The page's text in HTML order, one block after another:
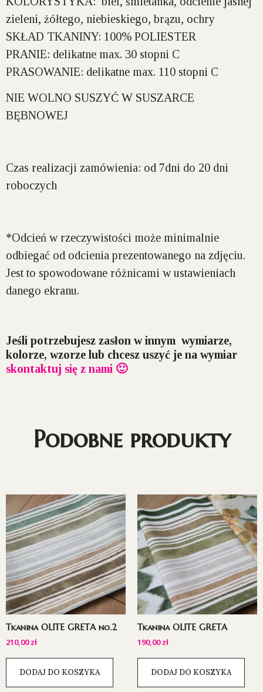
zieleni, żółtego, niebieskiego, brązu, ochry
SKŁAD TKANINY: 100% POLIESTER
PRANIE: delikatne max. 30 stopni C
PRASOWANIE: delikatne max. 110 stopni C
NIE WOLNO SUSZYĆ W SUSZARCE
BĘBNOWEJ
Czas realizacji zamówienia: od 7dni do 20 dni
roboczych
*Odcień w rzeczywistości może minimalnie
odbiegać od odcienia prezentowanego na zdjęciu.
Jest to spowodowane różnicami w ustawieniach
danego ekranu.
Jeśli potrzebujesz zasłon w innym wymiarze,
kolorze, wzorze lub chcesz uszyć je na wymiar
skontaktuj się z nami 🙂
Podobne produkty
Tkanina OLITE GRETA no.2
210,00zł
DODAJ DO KOSZYKA
Tkanina OLITE GRETA
190,00zł
DODAJ DO KOSZYKA